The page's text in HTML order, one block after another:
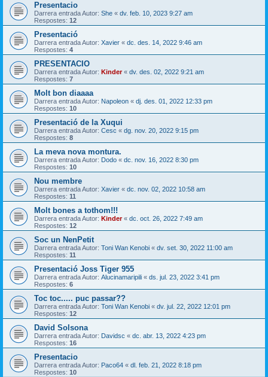
Presentacio
Darrera entrada Autor: She « dv. feb. 10, 2023 9:27 am
Respostes: 12
Presentació
Darrera entrada Autor: Xavier « dc. des. 14, 2022 9:46 am
Respostes: 4
PRESENTACIO
Darrera entrada Autor: Kinder« dv. des. 02, 2022 9:21 am
Respostes: 7
Molt bon diaaaa
Darrera entrada Autor: Napoleon « dj. des. 01, 2022 12:33 pm
Respostes: 10
Presentació de la Xuqui
Darrera entrada Autor: Cesc « dg. nov. 20, 2022 9:15 pm
Respostes: 8
La meva nova montura.
Darrera entrada Autor: Dodo « dc. nov. 16, 2022 8:30 pm
Respostes: 10
Nou membre
Darrera entrada Autor: Xavier « dc. nov. 02, 2022 10:58 am
Respostes: 11
Molt bones a tothom!!!
Darrera entrada Autor: Kinder« dc. oct. 26, 2022 7:49 am
Respostes: 12
Soc un NenPetit
Darrera entrada Autor: Toni Wan Kenobi « dv. set. 30, 2022 11:00 am
Respostes: 11
Presentació Joss Tiger 955
Darrera entrada Autor: Alucinamaripili « ds. jul. 23, 2022 3:41 pm
Respostes: 6
Toc toc..... puc passar??
Darrera entrada Autor: Toni Wan Kenobi « dv. jul. 22, 2022 12:01 pm
Respostes: 12
David Solsona
Darrera entrada Autor: Davidsc « dc. abr. 13, 2022 4:23 pm
Respostes: 16
Presentacio
Darrera entrada Autor: Paco64 « dl. feb. 21, 2022 8:18 pm
Respostes: 10